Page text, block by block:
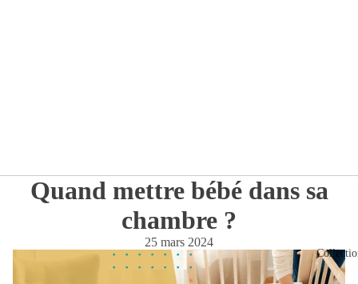
Quand mettre bébé dans sa
chambre ?
25 mars 2024